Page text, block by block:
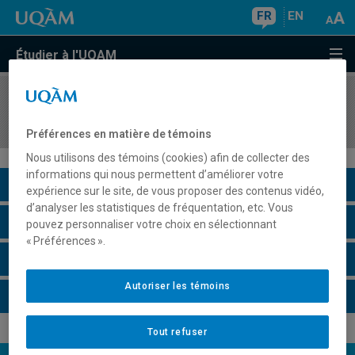
FR EN
Étudier à l'UQAM
COURS//
Description du cours
Horaire - Été 2026
Préférences en matière de témoins
Nous utilisons des témoins (cookies) afin de collecter des
informations qui nous permettent d’améliorer votre
expérience sur le site, de vous proposer des contenus vidéo,
d’analyser les statistiques de fréquentation, etc. Vous
pouvez personnaliser votre choix en sélectionnant
« Préférences ».
Tout refuser
Autoriser les témoins